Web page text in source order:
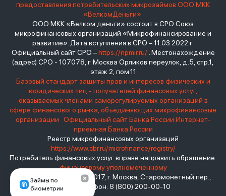
Займы по
биометрии
предоставления потребительских микрозаймов ООО МКК
«ВелкомДеньги»
ООО МКК «Велком деньги» состоит в СРО Союз
микрофинансовых организаций «Микрофинансирование и
развитие». Дата вступления в СРО – 11.03.2022 г.
Официальный сайт СРО –https://npmir.ru/. Местонахождение
(адрес) СРО - 107078, г. Москва Орликов переулок, д.5, стр.1,
этаж 2, пом.11
Базовый стандарт защиты прав и интересов физических и
юридических лиц - получателей финансовых услуг,
оказываемых членами саморегулируемых организаций в
сфере финансового рынка, объединяющих микрофинансовые
организации
Официальный сайт Банка России Интернет-
приемная Банка России
Реестр микрофинансовых организаций
https://www.cbr.ru/microfinance/registry/
Потребитель финансовых услуг вправе направить обращение
финансовому уполномоченному
Место нахождения: 119017, г. Москва, Старомонетный пер.,
дом 3 Телефон: 8 (800) 200-00-10